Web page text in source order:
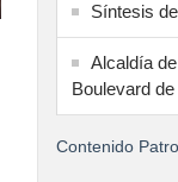
Síntesis
Alcaldía
Boulevard
Contenido